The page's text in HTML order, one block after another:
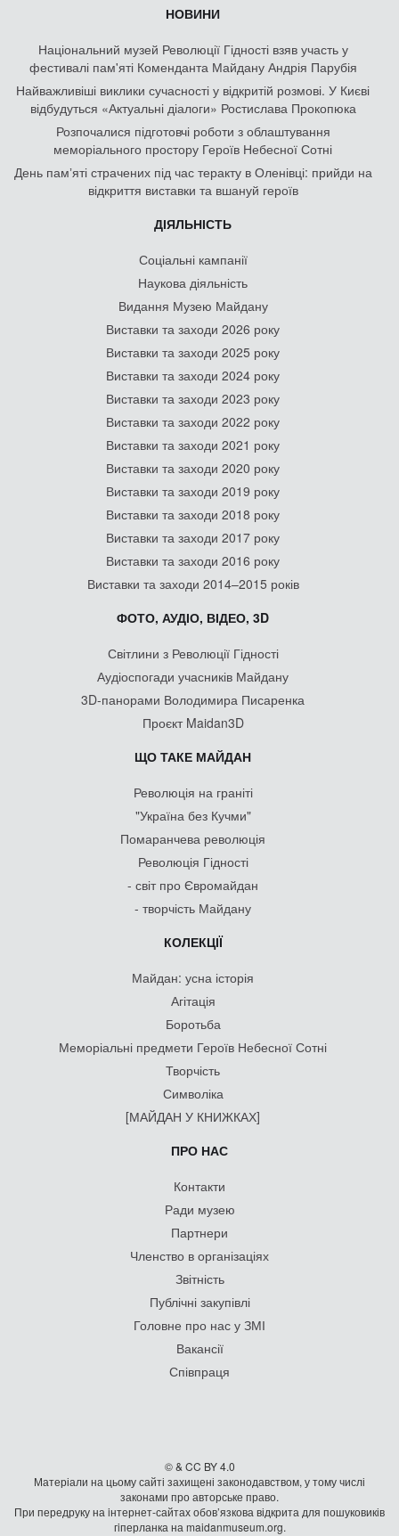
НОВИНИ
Національний музей Революції Гідності взяв участь у
фестивалі пам'яті Коменданта Майдану Андрія Парубія
Найважливіші виклики сучасності у відкритій розмові. У Києві
відбудуться «Актуальні діалоги» Ростислава Прокопюка
Розпочалися підготовчі роботи з облаштування
меморіального простору Героїв Небесної Сотні
День памʼяті страчених під час теракту в Оленівці: прийди на
відкриття виставки та вшануй героїв
ДІЯЛЬНІСТЬ
Соціальні кампанії
Наукова діяльність
Видання Музею Майдану
Виставки та заходи 2026 року
Виставки та заходи 2025 року
Виставки та заходи 2024 року
Виставки та заходи 2023 року
Виставки та заходи 2022 року
Виставки та заходи 2021 року
Виставки та заходи 2020 року
Виставки та заходи 2019 року
Виставки та заходи 2018 року
Виставки та заходи 2017 року
Виставки та заходи 2016 року
Виставки та заходи 2014–2015 років
ФОТО, АУДІО, ВІДЕО, 3D
Світлини з Революції Гідності
Аудіоспогади учасників Майдану
3D-панорами Володимира Писаренка
Проєкт Maidan3D
ЩО ТАКЕ МАЙДАН
Революція на граніті
"Україна без Кучми"
Помаранчева революція
Революція Гідності
- світ про Євромайдан
- творчість Майдану
КОЛЕКЦІЇ
Майдан: усна історія
Агітація
Боротьба
Меморіальні предмети Героїв Небесної Сотні
Творчість
Символіка
[МАЙДАН У КНИЖКАХ]
ПРО НАС
Контакти
Ради музею
Партнери
Членство в організаціях
Звітність
Публічні закупівлі
Головне про нас у ЗМІ
Вакансії
Співпраця
© & CC BY 4.0
Матеріали на цьому сайті захищені законодавством, у тому числі
законами про авторське право.
При передруку на iнтернет-сайтах обов’язкова відкрита для пошуковиків
гiперланка на maidanmuseum.org.